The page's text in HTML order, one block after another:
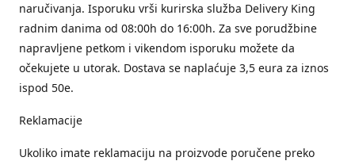
naručivanja. Isporuku vrši kurirska služba Delivery King
radnim danima od 08:00h do 16:00h. Za sve porudžbine
napravljene petkom i vikendom isporuku možete da
očekujete u utorak. Dostava se naplaćuje 3,5 eura za iznos
ispod 50e.
Reklamacije
Ukoliko imate reklamaciju na proizvode poručene preko